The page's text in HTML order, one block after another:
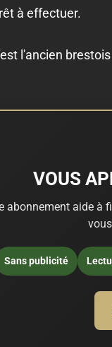
à effectuer.
l'ancien
VOUS
abonnement aide à
Sans publicité